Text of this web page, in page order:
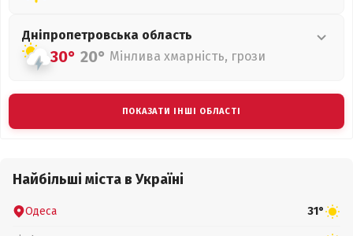
Дніпропетровська область
30° 20° Мінлива хмарність, грози
ПОКАЗАТИ ІНШІ ОБЛАСТІ
Найбільші міста в Україні
Одеса 31°